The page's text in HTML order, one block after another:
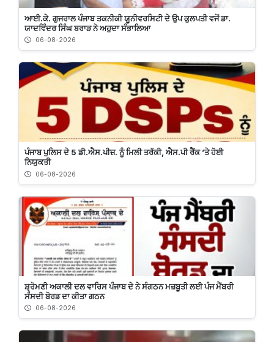
ਆਈ.ਕੇ. ਗੁਜਰਾਲ ਪੰਜਾਬ ਤਕਨੀਕੀ ਯੂਨੀਵਰਸਿਟੀ ਦੇ ਉਪ ਕੁਲਪਤੀ ਵਜੋਂ ਡਾ.
ਯਾਦਵਿੰਦਰ ਸਿੰਘ ਬਰਾੜ ਨੇ ਅਹੁਦਾ ਸੰਭਾਲਿਆ
06-08-2026
ਪੰਜਾਬ ਪੁਲਿਸ ਦੇ 5 ਡੀ.ਐਸ.ਪੀਜ਼. ਨੂੰ ਮਿਲੀ ਤਰੱਕੀ, ਐਸ.ਪੀ ਰੈਂਕ ’ਤੇ ਹੋਈ
ਨਿਯੁਕਤੀ
06-08-2026
ਸ਼੍ਰੋਮਣੀ ਅਕਾਲੀ ਦਲ ਵਾਰਿਸ ਪੰਜਾਬ ਦੇ ਨੇ ਸੰਗਠਨ ਮਜ਼ਬੂਤੀ ਲਈ ਪੰਜ ਮੈਂਬਰੀ
ਸੰਸਦੀ ਬੋਰਡ ਦਾ ਕੀਤਾ ਗਠਨ
06-08-2026